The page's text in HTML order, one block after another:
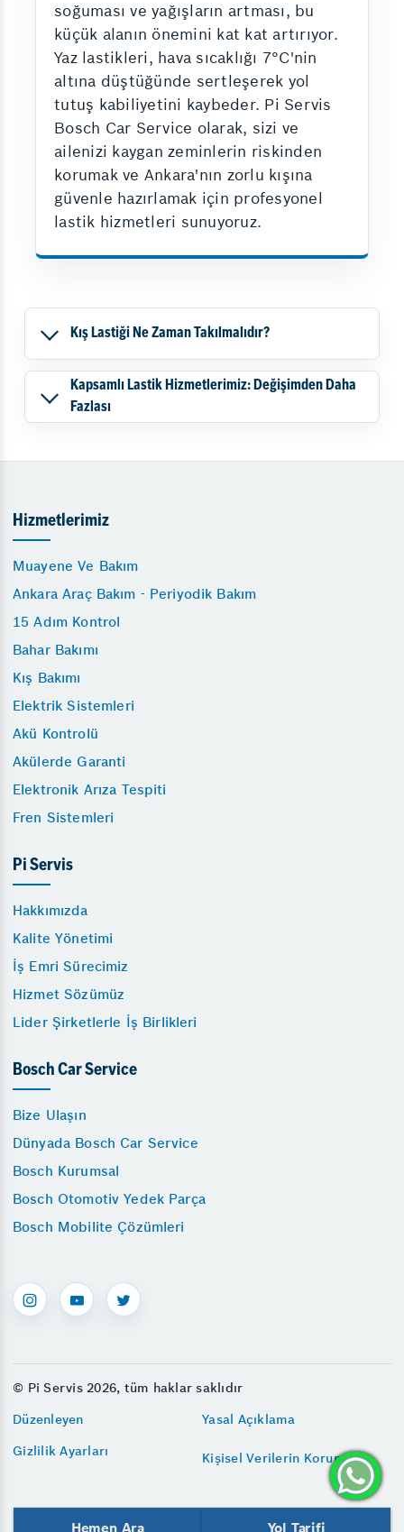
soğuması ve yağışların artması, bu
küçük alanın önemini kat kat artırıyor.
Yaz lastikleri, hava sıcaklığı 7°C'nin
altına düştüğünde sertleşerek yol
tutuş kabiliyetini kaybeder. Pi Servis
Bosch Car Service olarak, sizi ve
ailenizi kaygan zeminlerin riskinden
korumak ve Ankara'nın zorlu kışına
güvenle hazırlamak için profesyonel
lastik hizmetleri sunuyoruz.
Kış Lastiği Ne Zaman Takılmalıdır?
Kapsamlı Lastik Hizmetlerimiz: Değişimden Daha
Fazlası
Hizmetlerimiz
Muayene Ve Bakım
Ankara Araç Bakım - Periyodik Bakım
15 Adım Kontrol
Bahar Bakımı
Kış Bakımı
Elektrik Sistemleri
Akü Kontrolü
Akülerde Garanti
Elektronik Arıza Tespiti
Fren Sistemleri
Pi Servis
Hakkımızda
Kalite Yönetimi
İş Emri Sürecimiz
Hizmet Sözümüz
Lider Şirketlerle İş Birlikleri
Bosch Car Service
Bize Ulaşın
Dünyada Bosch Car Service
Bosch Kurumsal
Bosch Otomotiv Yedek Parça
Bosch Mobilite Çözümleri
© Pi Servis 2026, tüm haklar saklıdır
Düzenleyen
Yasal Açıklama
Gizlilik Ayarları
Kişisel Verilerin Korunması
Hemen Ara Yol Tarifi